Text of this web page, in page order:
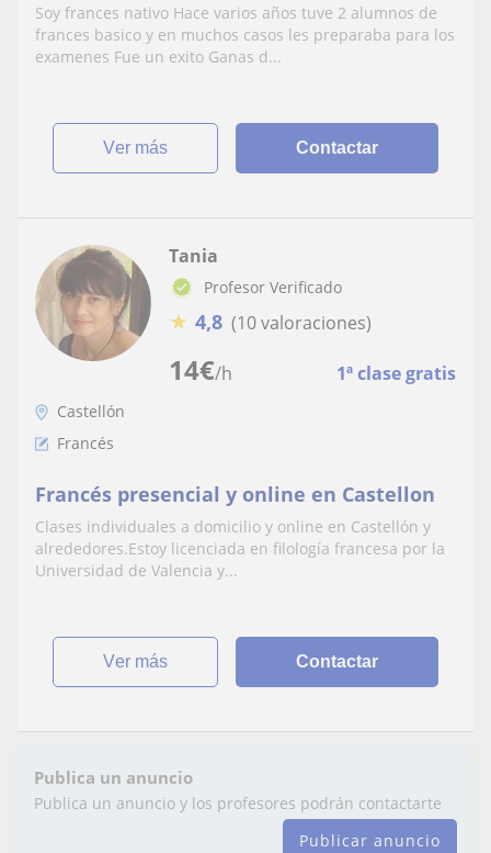
Soy frances nativo Hace varios años tuve 2 alumnos de
frances basico y en muchos casos les preparaba para los
examenes Fue un exito Ganas d...
ver más Contactar
14€/h 1ª clase gratis
Tania
Profesor Verificado
★ 4,8 (10 valoraciones)
Castellón
Francés
Francés presencial y online en Castellon
Clases individuales a domicilio y online en Castellón y
alrededores.Estoy licenciada en filología francesa por la
Universidad de Valencia y...
ver más Contactar
Publica un anuncio
Publica un anuncio y los profesores podrán contactarte
Publicar anuncio